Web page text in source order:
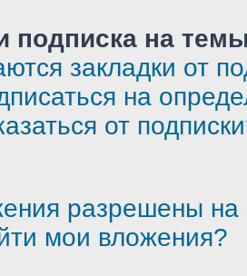
подписка на
закладки от
на
от
разрешены
мои вложения?